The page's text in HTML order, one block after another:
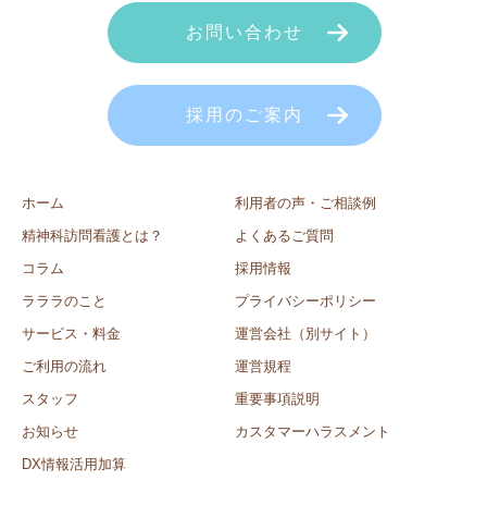
ホーム
精神科訪問看護とは？
コラム
ラララのこと
サービス・料金
ご利用の流れ
スタッフ
お知らせ
DX情報活用加算
利用者の声・ご相談例
よくあるご質問
採用情報
プライバシーポリシー
運営会社（別サイト）
運営規程
重要事項説明
カスタマーハラスメント
お問い合わせ
採用のご案内